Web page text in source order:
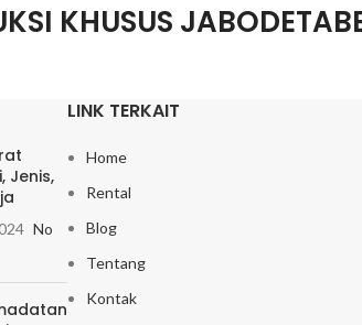
KHUSUS
Jenis,
No
LINK TERKAIT
Home
Rental
Blog
Tentang
Kontak